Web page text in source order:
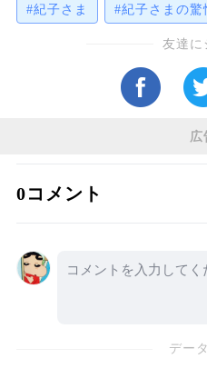
いる。この発言は多く
室内での今後の動きに
#紀子さま #紀子さまの驚
友達に
広
0コメント
デー